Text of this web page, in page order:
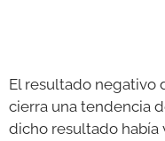
El resultado negativo
cierra una tendencia
dicho resultado había